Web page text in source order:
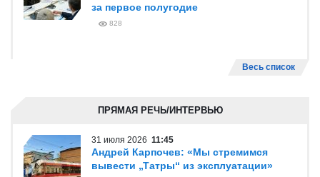
за первое полугодие
828
Весь список
ПРЯМАЯ РЕЧЬ/ИНТЕРВЬЮ
31 июля 2026 11:45
Андрей Карпочев: «Мы стремимся
вывести „Татры“ из эксплуатации»